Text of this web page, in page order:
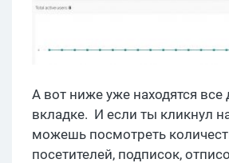
А вот ниже уже находятся все
вкладке. И если ты кликнул
можешь посмотреть
посетителей, подписок,